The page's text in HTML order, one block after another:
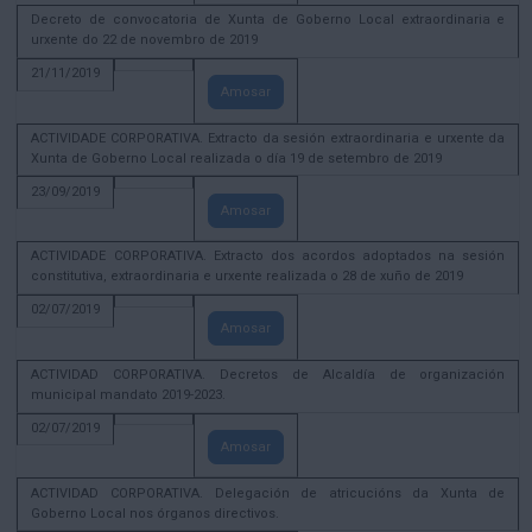
Decreto de convocatoria de Xunta de Goberno Local extraordinaria e
urxente do 22 de novembro de 2019
21/11/2019
Amosar
ACTIVIDADE CORPORATIVA. Extracto da sesión extraordinaria e urxente da
Xunta de Goberno Local realizada o día 19 de setembro de 2019
23/09/2019
Amosar
ACTIVIDADE CORPORATIVA. Extracto dos acordos adoptados na sesión
constitutiva, extraordinaria e urxente realizada o 28 de xuño de 2019
02/07/2019
Amosar
ACTIVIDAD CORPORATIVA. Decretos de Alcaldía de organización
municipal mandato 2019-2023.
02/07/2019
Amosar
ACTIVIDAD CORPORATIVA. Delegación de atricucións da Xunta de
Goberno Local nos órganos directivos.